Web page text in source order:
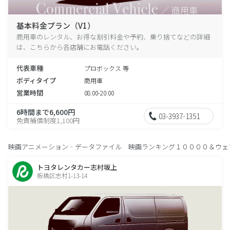
基本料金プラン（V1）
商用車のレンタル、お得な割引料金や予約、乗り捨てなどの詳細
は、こちらから各店舗にお電話ください。
代表車種 プロボックス 等
ボディタイプ 商用車
営業時間 08:00-20:00
6時間まで6,600円
免責補償制度1,100円 03-3937-1351
映画アニメーション‐データファイル 映画ランキング１００００＆ウェ
トヨタレンタカー志村坂上
板橋区志村1-13-14